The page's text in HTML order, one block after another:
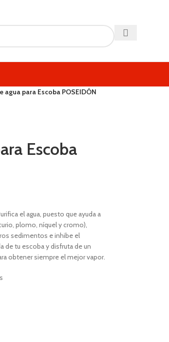
agua para Escoba POSEIDÓN
Escoba
el agua, puesto que ayuda a
plomo, níquel y cromo),
sedimentos e inhibe el
de tu escoba y disfruta de un
obtener siempre el mejor vapor.